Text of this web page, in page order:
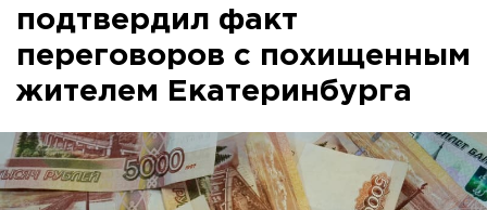
подтвердил факт
переговоров с похищенным
жителем Екатеринбурга